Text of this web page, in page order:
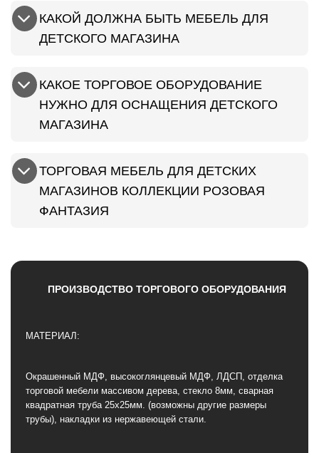
КАКОЙ ДОЛЖНА БЫТЬ МЕБЕЛЬ ДЛЯ
ДЕТСКОГО МАГАЗИНА
КАКОЕ ТОРГОВОЕ ОБОРУДОВАНИЕ
НУЖНО ДЛЯ ОСНАЩЕНИЯ ДЕТСКОГО
МАГАЗИНА
ТОРГОВАЯ МЕБЕЛЬ ДЛЯ ДЕТСКИХ
МАГАЗИНОВ КОЛЛЕКЦИИ РОЗОВАЯ
ФАНТАЗИЯ
ПРОИЗВОДСТВО ТОРГОВОГО ОБОРУДОВАНИЯ
МАТЕРИАЛ:
Окрашенный МДФ, высокоглянцевый МДФ, ЛДСП, отделка
торговой мебели массивом дерева, стекло 8мм, сварная
квадратная труба 25х25мм. (возможны другие размеры
трубы), накладки из нержавеющей стали.